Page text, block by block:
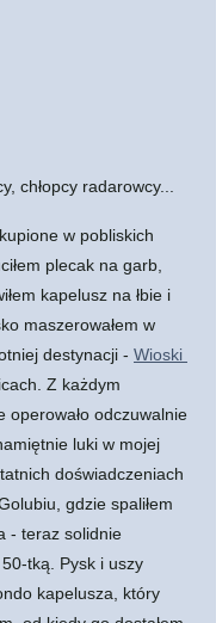
chłopcy radarowcy...
w pobliskich
plecak na garb,
kapelusz na łbie i
maszerowałem w
destynacji - Wioski
Z każdym
operowało odczuwalnie
luki w mojej
doświadczeniach
gdzie spaliłem
- teraz solidnie
tką. Pysk i uszy
kapelusza, który